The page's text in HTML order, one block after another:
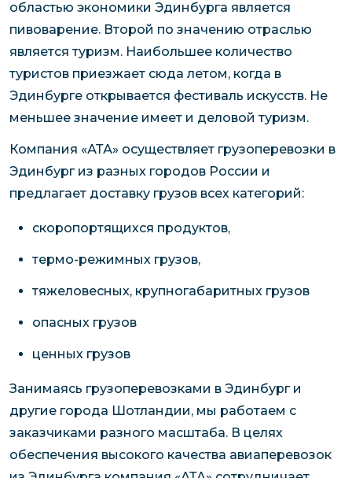
областью экономики Эдинбурга является
пивоварение. Второй по значению отраслью
является туризм. Наибольшее количество
туристов приезжает сюда летом, когда в
Эдинбурге открывается фестиваль искусств. Не
меньшее значение имеет и деловой туризм.
Компания «АТА» осуществляет грузоперевозки в
Эдинбург из разных городов России и
предлагает доставку грузов всех категорий:
скоропортящихся продуктов,
термо-режимных грузов,
тяжеловесных, крупногабаритных грузов
опасных грузов
ценных грузов
Занимаясь грузоперевозками в Эдинбург и
другие города Шотландии, мы работаем с
заказчиками разного масштаба. В целях
обеспечения высокого качества авиаперевозок